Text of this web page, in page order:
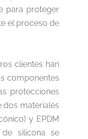
para proteger
el proceso de
clientes han
componentes
protecciones
dos materiales
y EPDM
de silicona se